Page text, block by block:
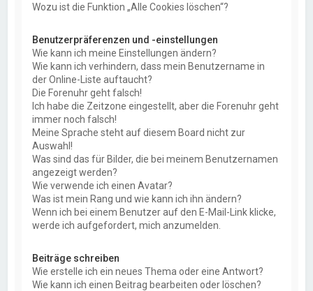
Wozu ist die Funktion „Alle Cookies löschen“?
Benutzerpräferenzen und -einstellungen
Wie kann ich meine Einstellungen ändern?
Wie kann ich verhindern, dass mein Benutzername in
der Online-Liste auftaucht?
Die Forenuhr geht falsch!
Ich habe die Zeitzone eingestellt, aber die Forenuhr geht
immer noch falsch!
Meine Sprache steht auf diesem Board nicht zur
Auswahl!
Was sind das für Bilder, die bei meinem Benutzernamen
angezeigt werden?
Wie verwende ich einen Avatar?
Was ist mein Rang und wie kann ich ihn ändern?
Wenn ich bei einem Benutzer auf den E-Mail-Link klicke,
werde ich aufgefordert, mich anzumelden.
Beiträge schreiben
Wie erstelle ich ein neues Thema oder eine Antwort?
Wie kann ich einen Beitrag bearbeiten oder löschen?